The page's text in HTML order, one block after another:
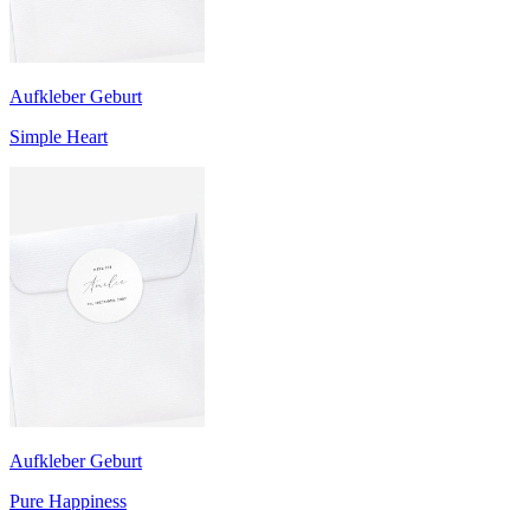
Aufkleber Geburt
Simple Heart
Aufkleber Geburt
Pure Happiness